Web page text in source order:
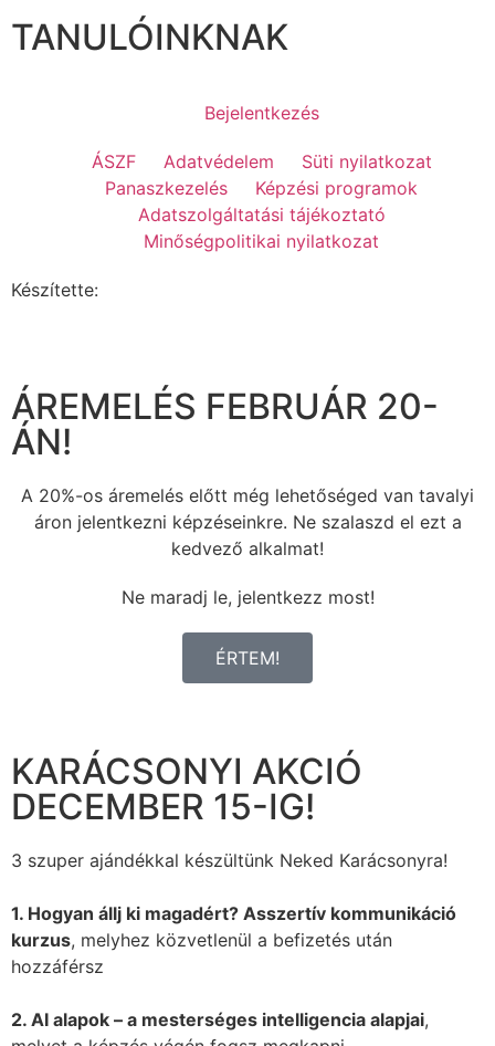
TANULÓINKNAK
Bejelentkezés
ÁSZF Adatvédelem
Süti nyilatkozat
Panaszkezelés
Képzési programok
Adatszolgáltatási tájékoztató
Minőségpolitikai nyilatkozat
Készítette:
ÁREMELÉS FEBRUÁR 20-
ÁN!
A 20%-os áremelés előtt még lehetőséged van tavalyi
áron jelentkezni képzéseinkre. Ne szalaszd el ezt a
kedvező alkalmat!
Ne maradj le, jelentkezz most!
ÉRTEM!
KARÁCSONYI AKCIÓ
DECEMBER 15-IG!
3 szuper ajándékkal készültünk Neked Karácsonyra!
1. Hogyan állj ki magadért? Asszertív kommunikáció
kurzus, melyhez közvetlenül a befizetés után
hozzáférsz
2. AI alapok – a mesterséges intelligencia alapjai,